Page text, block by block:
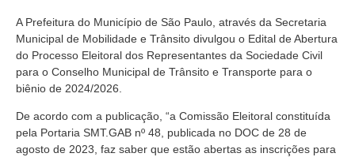
A Prefeitura do Município de São Paulo, através da Secretaria
Municipal de Mobilidade e Trânsito divulgou o Edital de Abertura
do Processo Eleitoral dos Representantes da Sociedade Civil
para o Conselho Municipal de Trânsito e Transporte para o
biênio de 2024/2026.
De acordo com a publicação, “a Comissão Eleitoral constituída
pela Portaria SMT.GAB nº 48, publicada no DOC de 28 de
agosto de 2023, faz saber que estão abertas as inscrições para